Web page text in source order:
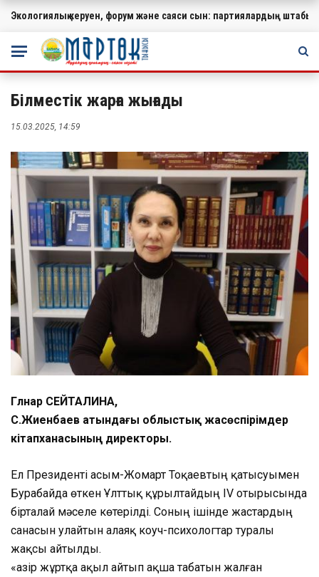
МАҢЫЗДЫ
Экологиялық керуен, форум және саяси сын: партиялардың
Білместік жарға жығады
15.03.2025, 14:59
Гүлнар СЕЙТАЛИНА,
С.Жиенбаев атындағы облыстық жасөспірімдер
кітапханасының директоры.
Ел Президенті Қасым-Жомарт Тоқаевтың қатысуымен
Бурабайда өткен Ұлттық құрылтайдың IV отырысында
бірталай мәселе көтерілді. Соның ішінде жастардың
санасын улайтын алаяқ коуч-психологтар туралы
жақсы айтылды.
«Қазір жұртқа ақыл айтып ақша табатын жалған